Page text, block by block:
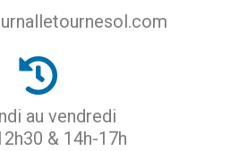
au vendredi
& 14h-17h